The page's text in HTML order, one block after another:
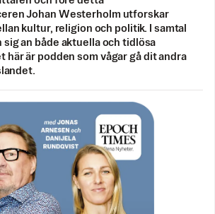
Johan Westerholm utforskar
kultur, religion och politik. I samtal
sig an både aktuella och tidlösa
här är podden som vågar gå dit andra